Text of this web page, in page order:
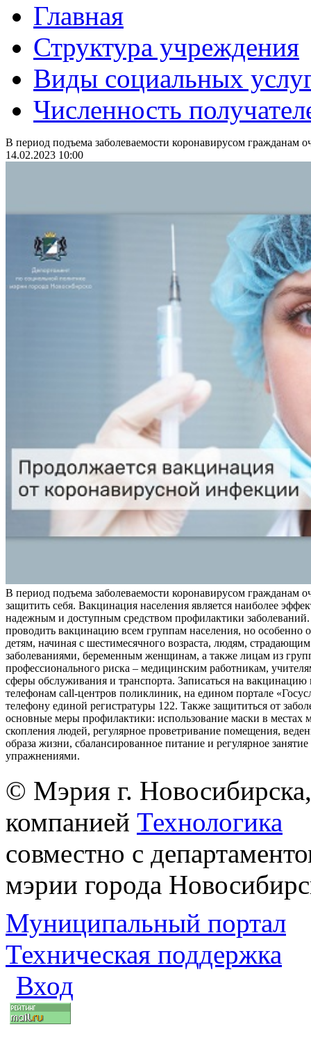
Главная
Структура учреждения
Виды социальных
Численность
В период подъема заболеваемости коронавирусом гражданам
14.02.2023 10:00
В период подъема заболеваемости коронавирусом гражданам
защитить себя. Вакцинация населения является наиболее
надежным и доступным средством профилактики заболеваний.
проводить вакцинацию всем группам населения, но особенно
детям, начиная с шестимесячного возраста, людям,
заболеваниями, беременным женщинам, а также лицам из
профессионального риска – медицинским работникам,
сферы обслуживания и транспорта. Записаться на
телефонам call-центров поликлиник, на едином портале
телефону единой регистратуры 122. Также защититься от
основные меры профилактики: использование маски в местах
скопления людей, регулярное проветривание помещения,
образа жизни, сбалансированное питание и регулярное
упражнениями.
© Мэрия г.
компанией Технологика
совместно с
мэрии города
Муниципальный портал
Техническая поддержка
Вход